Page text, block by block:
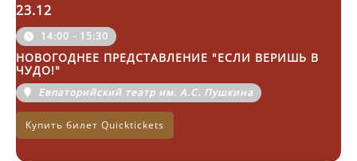
23.12
14:00 - 15:30
НОВОГОДНЕЕ ПРЕДСТАВЛЕНИЕ "ЕСЛИ ВЕРИШЬ В
ЧУДО!"
Евпаторийский театр им. А.С. Пушкина
Купить билет Quicktickets